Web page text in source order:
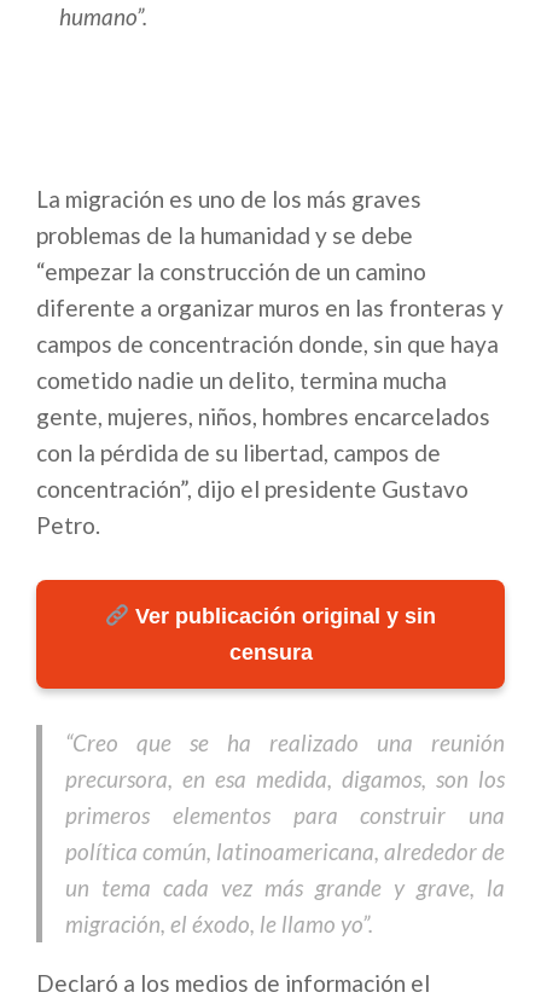
humano”.
La migración es uno de los más graves
problemas de la humanidad y se debe
“empezar la construcción de un camino
diferente a organizar muros en las fronteras y
campos de concentración donde, sin que haya
cometido nadie un delito, termina mucha
gente, mujeres, niños, hombres encarcelados
con la pérdida de su libertad, campos de
concentración”, dijo el presidente Gustavo
Petro.
Ver publicación original y sin
censura
“Creo que se ha realizado una reunión
precursora, en esa medida, digamos, son los
primeros elementos para construir una
política común, latinoamericana, alrededor de
un tema cada vez más grande y grave, la
migración, el éxodo, le llamo yo”.
Declaró a los medios de información el